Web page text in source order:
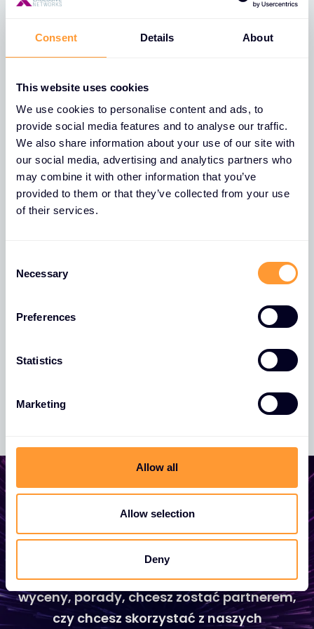
Consent Details About
This website uses cookies
We use cookies to personalise content and ads, to
provide social media features and to analyse our traffic.
We also share information about your use of our site with
our social media, advertising and analytics partners who
may combine it with other information that you’ve
provided to them or that they’ve collected from your use
of their services.
t
o
Necessary
Preferences
Statistics
Marketing
Allow all
Allow selection
Deny
Baza wiedzy
Bądź na bieżąco z nowymi pomysłami,
raportami i najnowszymi trendami w
Zacznij rozwijać swój biznes
Niezależnie od tego, czy potrzebujesz
wyceny, porady, chcesz zostać partnerem,
czy chcesz skorzystać z naszych